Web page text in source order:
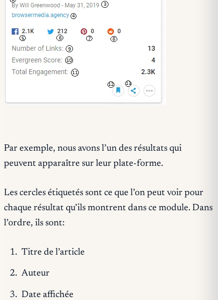
Par exemple, nous avons l’un des résultats qui
peuvent apparaître sur leur plate-forme.
Les cercles étiquetés sont ce que l’on peut voir pour
chaque résultat qu’ils montrent dans ce module. Dans
l’ordre, ils sont:
Titre de l’article
Auteur
Date affichée